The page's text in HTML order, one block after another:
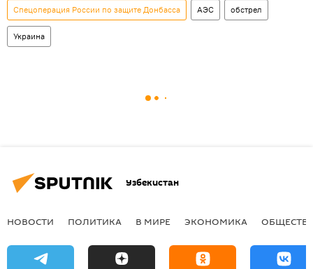
Спецоперация России по защите Донбасса АЭС обстрел
Украина
Узбекистан
НОВОСТИ ПОЛИТИКА В МИРЕ ЭКОНОМИКА